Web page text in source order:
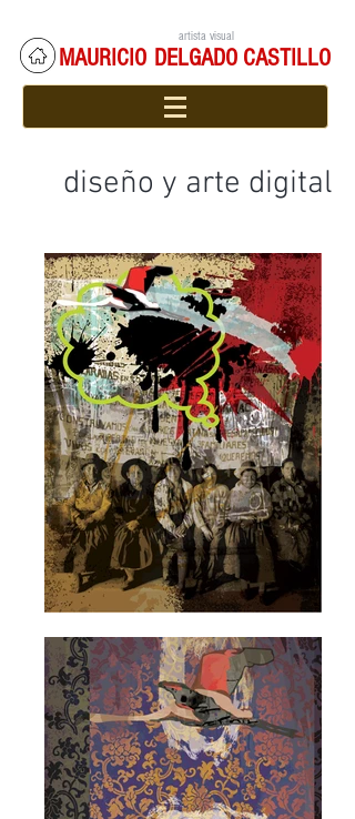
artista visual
MAURICIO DELGADO CASTILLO
diseño y arte digital